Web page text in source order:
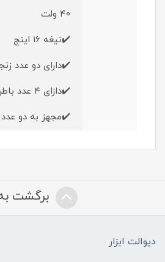
۴۰ ولت
✔️تیغه ۱۶ اینج
✔️دارای دو عدد
✔️دازای ۴ عدد باطری
✔️مجهز به دو
برگشت به
دیوالت ابزار